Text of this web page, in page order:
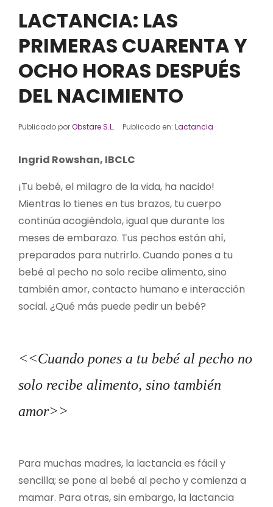
LACTANCIA: LAS
PRIMERAS CUARENTA Y
OCHO HORAS DESPUÉS
DEL NACIMIENTO
Publicado porObstare S.L. Publicado en: Lactancia
Ingrid Rowshan, IBCLC
¡Tu bebé, el milagro de la vida, ha nacido!
Mientras lo tienes en tus brazos, tu cuerpo
continúa acogiéndolo, igual que durante los
meses de embarazo. Tus pechos están ahí,
preparados para nutrirlo. Cuando pones a tu
bebé al pecho no solo recibe alimento, sino
también amor, contacto humano e interacción
social. ¿Qué más puede pedir un bebé?
<<Cuando pones a tu bebé al pecho no
solo recibe alimento, sino también
amor>>
Para muchas madres, la lactancia es fácil y
sencilla; se pone al bebé al pecho y comienza a
mamar. Para otras, sin embargo, la lactancia